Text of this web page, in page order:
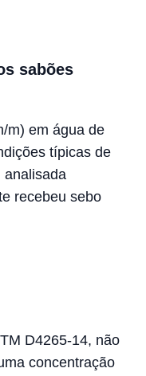
sabões
m) em água de
típicas de
analisada
recebeu sebo
D4265-14, não
concentração